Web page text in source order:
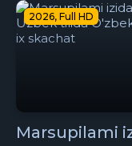
2026, Full HD
Marsupilami